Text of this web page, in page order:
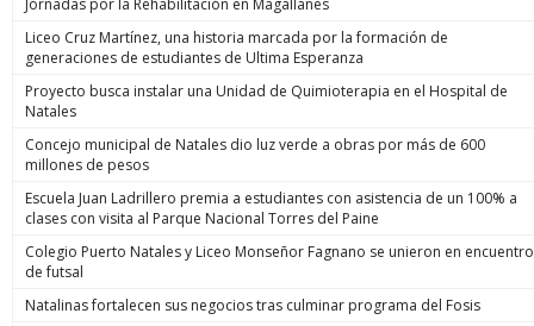
Jornadas por la Rehabilitación en Magallanes
Liceo Cruz Martínez, una historia marcada por la formación de
generaciones de estudiantes de Ultima Esperanza
Proyecto busca instalar una Unidad de Quimioterapia en el Hospital de
Natales
Concejo municipal de Natales dio luz verde a obras por más de 600
millones de pesos
Escuela Juan Ladrillero premia a estudiantes con asistencia de un 100% a
clases con visita al Parque Nacional Torres del Paine
Colegio Puerto Natales y Liceo Monseñor Fagnano se unieron en encuentro
de futsal
Natalinas fortalecen sus negocios tras culminar programa del Fosis